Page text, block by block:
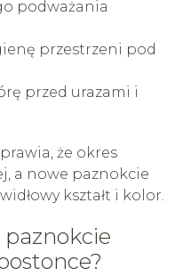
podważania
przestrzeni pod
przed urazami i
że okres
a nowe paznokcie
kształt i kolor.